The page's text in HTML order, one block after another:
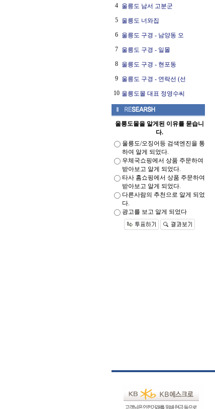
4 울릉도 남서 고분군
5 울릉도 너와집
6 울릉도 구경 - 남양동 오
7 울릉도 구경 - 일몰
8 울릉도 구경 - 현포동
9 울릉도 구경 - 연락선 (선
10 울릉도몰 대표 정영수씨
울릉도몰을 알게된 이유를 묻습니
다.
울릉도/오징어등 검색엔진을 통
하여 알게 되었다.
우체국쇼핑에서 상품 주문하여
받아보고 알게 되었다.
타사 홈쇼핑에서 상품 주문하여
받아보고 알게 되었다.
다른사람의 추천으로 알게 되었
다.
광고를 보고 알게 되었다